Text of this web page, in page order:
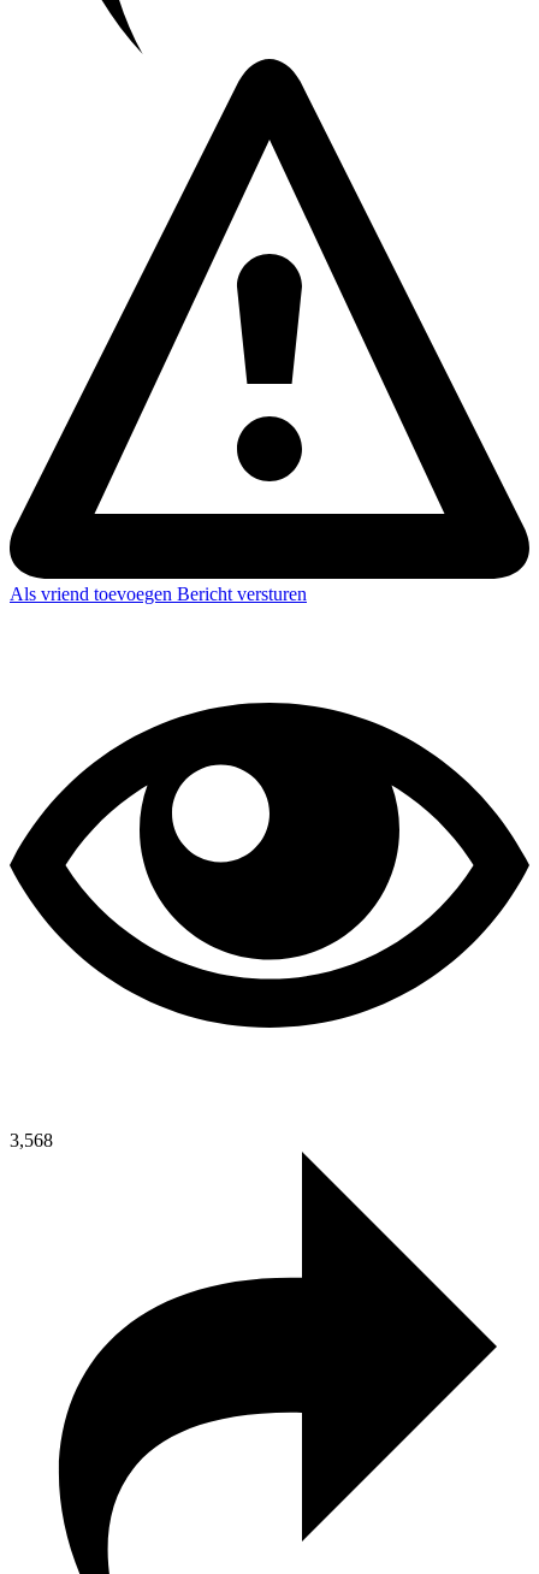
Als vriend toevoegen Bericht versturen
3,568